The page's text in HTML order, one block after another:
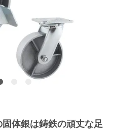
体銀は鋳鉄の頑丈な足